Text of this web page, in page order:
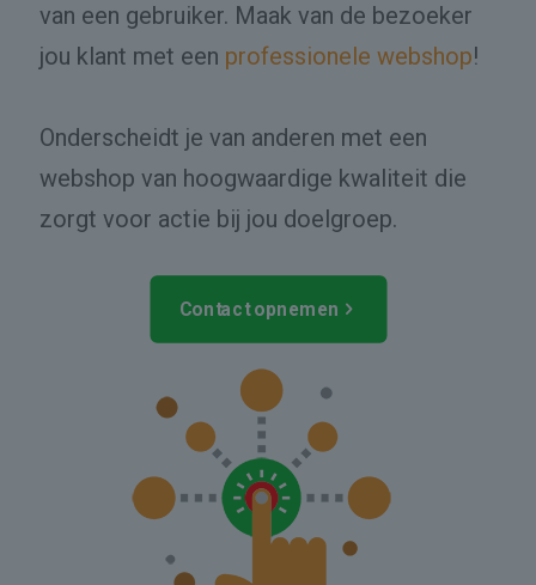
van een gebruiker. Maak van de bezoeker
jou klant met een professionele webshop!
Onderscheidt je van anderen met een
webshop van hoogwaardige kwaliteit die
zorgt voor actie bij jou doelgroep.
Contact opnemen